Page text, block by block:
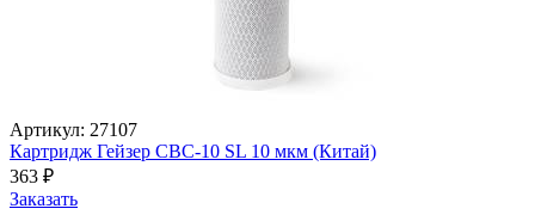
Артикул: 27107
Картридж Гейзер CBC-10 SL 10 мкм (Китай)
363 ₽
Заказать